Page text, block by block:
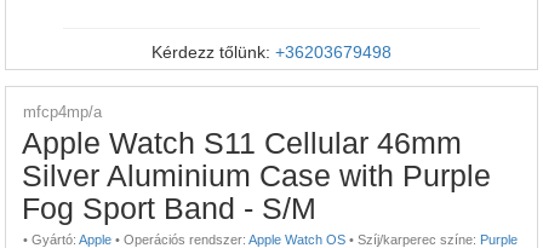
Kérdezz tőlünk: +36203679498
mfcp4mp/a
Apple Watch S11 Cellular 46mm
Silver Aluminium Case with Purple
Fog Sport Band - S/M
• Gyártó: Apple • Operációs rendszer: Apple Watch OS • Szíj/karperec színe: Purple